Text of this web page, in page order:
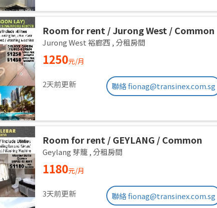
Room for rent / Jurong West / Common
room / 1pax stay / Available Oct 2
Jurong West 裕廊西 ,分租房間
1250元/月
2天前更新 聯絡 fionag@transinex.com.sg
Room for rent / GEYLANG / Common
room / 1pax stay / Available Immediately
Geylang 芽籠 ,分租房間
1180元/月
3天前更新 聯絡 fionag@transinex.com.sg